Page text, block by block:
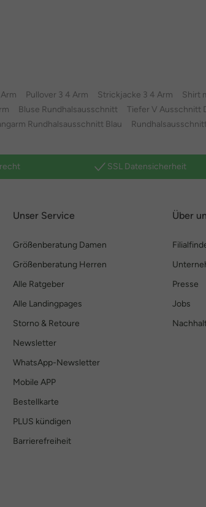
Pullover 3 4 Arm Strickjacke 3 4 Arm Shirt
Bluse Rundhalsausschnitt Tiefer V Ausschnitt
Rundhalsausschnitt Blau
SSL Datensicherheit
Unser Service
Größenberatung Damen
Größenberatung Herren
Alle Ratgeber
Alle Landingpages
Storno & Retoure
Newsletter
WhatsApp-Newsletter
Mobile APP
Bestellkarte
PLUS kündigen
Barrierefreiheit
Über
Presse
Jobs